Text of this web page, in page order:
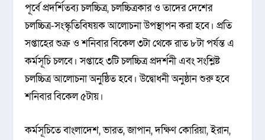
পূর্বে প্রদর্শিতব্য চলচ্চিত্র, চলচ্চিত্রকার ও তাদের দেশের
চলচ্চিত্র-সংস্কৃতিবিষয়ক আলোচনা উপস্থাপন করা হবে। প্রতি
সপ্তাহের শুক্র ও শনিবার বিকেল ৩টা থেকে রাত ৮টা পর্যন্ত এ
কর্মসূচি চলবে। সপ্তাহে ৩টি চলচ্চিত্র প্রদর্শনী এবং সংশ্লিষ্ট
চলচ্চিত্র আলোচনা অনুষ্ঠিত হবে। উদ্বোধনী অনুষ্ঠান শুরু হবে
শনিবার বিকেল ৫টায়।
কর্মসূচিতে বাংলাদেশ, ভারত, জাপান, দক্ষিণ কোরিয়া, ইরান,